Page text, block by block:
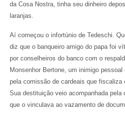
da Cosa Nostra, tinha seu dinheiro
laranjas.
Aí começou o infortúnio de Tedeschi.
diz que o banqueiro amigo do papa foi
por conselheiros do banco com o
Monsenhor Bertone, um inimigo pessoal
pela comissão de cardeais que fiscaliza
Sua destituição veio acompanhada pela
que o vinculava ao vazamento de